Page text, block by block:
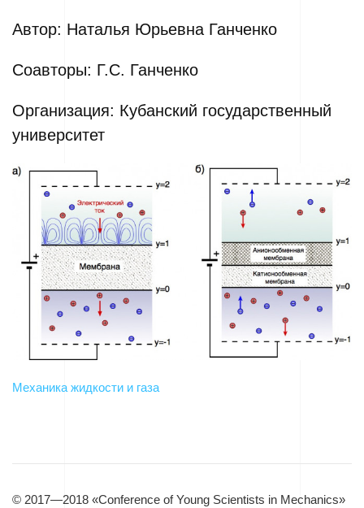
Автор: Наталья Юрьевна Ганченко
Соавторы: Г.С. Ганченко
Организация: Кубанский государственный
университет
Механика жидкости и газа
© 2017—2018 «Conference of Young Scientists in Mechanics»